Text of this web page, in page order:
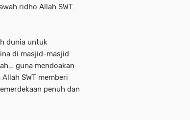
ridho Allah SWT.
dunia untuk
di masjid-masjid
guna mendoakan
SWT memberi
penuh dan